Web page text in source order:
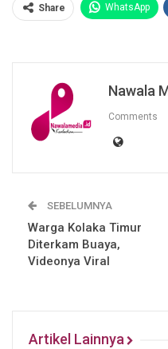
Share WhatsApp
Nawala
Comments
SEBELUMNYA
Warga Kolaka Timur
Diterkam Buaya,
Videonya Viral
Artikel Lainnya